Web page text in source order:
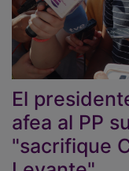
El
afea al PP
"sacrifique
Levante"